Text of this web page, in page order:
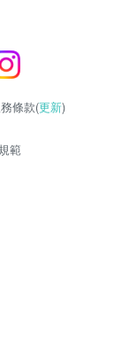
條款(更新)
範